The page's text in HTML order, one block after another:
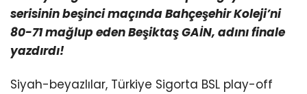
serisinin beşinci maçında Bahçeşehir Koleji’ni
80-71 mağlup eden Beşiktaş GAİN, adını finale
yazdırdı!
Siyah-beyazlılar, Türkiye Sigorta BSL play-off